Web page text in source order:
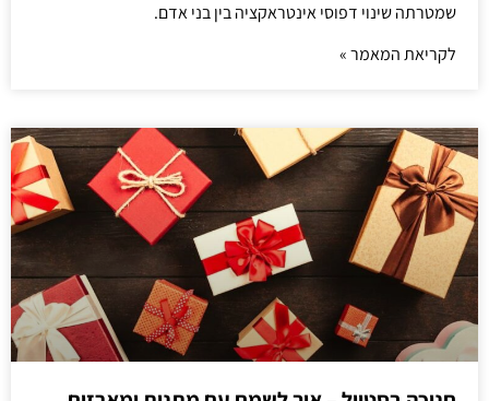
שמטרתה שינוי דפוסי אינטראקציה בין בני אדם.
לקריאת המאמר »